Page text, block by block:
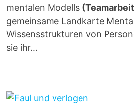
mentalen Modells (Teamarbeit
gemeinsame Landkarte
Wissensstrukturen von
sie ihr…